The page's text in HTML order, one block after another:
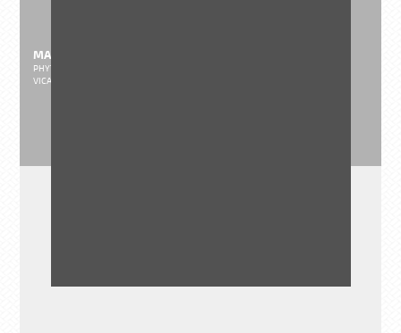
MAITRE D'ŒUVRE
PHYTOLAB (mandataire), Artelia (Génie-civil), Franklin Azzi Architecture, STUDIO
VICARINI, OASIIS, Res publica - Cabinet de concertation